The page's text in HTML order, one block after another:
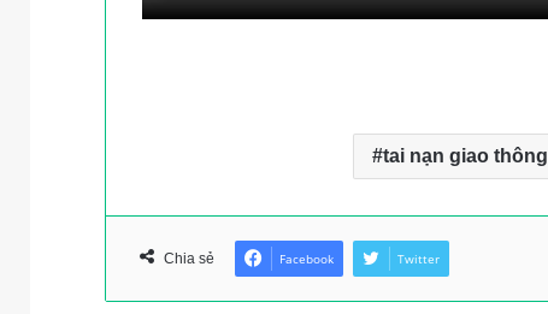
tai nạn giao thông
Chia sẻ Facebook Twitter